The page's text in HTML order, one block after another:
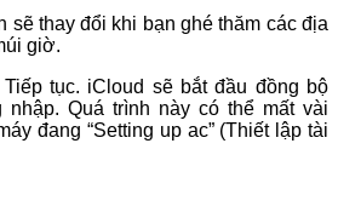
sẽ thay đổi khi bạn ghé thăm các địa
giờ.
tục. iCloud sẽ bắt đầu đồng bộ
nhập. Quá trình này có thể mất vài
đang “Setting up ac” (Thiết lập tài